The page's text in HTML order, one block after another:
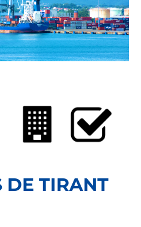
DE TIRANT